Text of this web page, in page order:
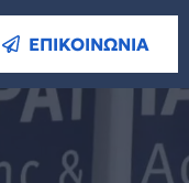
ΕΠΙΚΟΙΝΩΝΙΑ